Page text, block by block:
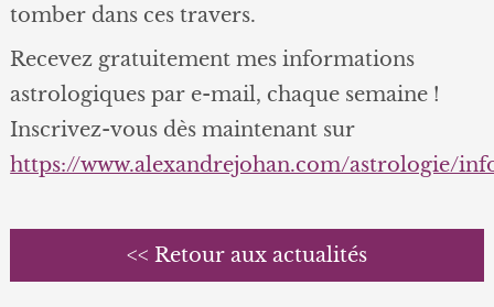
tomber dans ces travers.
Recevez gratuitement mes informations
astrologiques par e-mail, chaque semaine !
Inscrivez-vous dès maintenant sur
https://www.alexandrejohan.com/astrologie/
<< Retour aux actualités